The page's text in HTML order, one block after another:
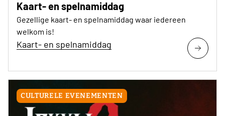
Kaart- en spelnamiddag
Gezellige kaart- en spelnamiddag waar iedereen
welkom is!
Kaart- en spelnamiddag
CULTURELE EVENEMENTEN